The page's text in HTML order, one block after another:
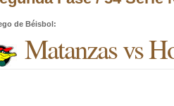
de Béisbol:
Matanzas vs